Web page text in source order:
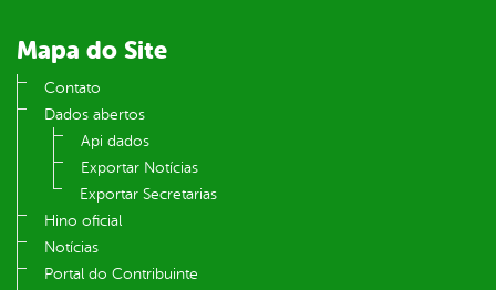
Mapa do Site
Contato
Dados abertos
Api dados
Exportar Notícias
Exportar Secretarias
Hino oficial
Notícias
Portal do Contribuinte